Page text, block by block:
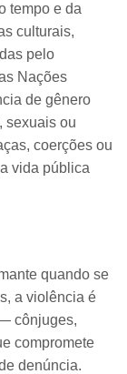
tempo e da
culturais,
pelo
Nações
de gênero
sexuais ou
coerções ou
vida pública
quando se
a violência é
cônjuges,
compromete
denúncia.